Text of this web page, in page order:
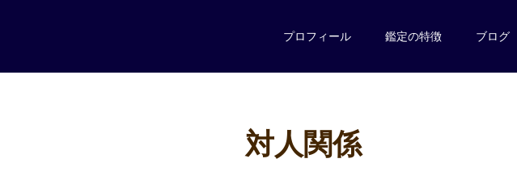
プロフィール 鑑定の特徴 ブログ
対人関係